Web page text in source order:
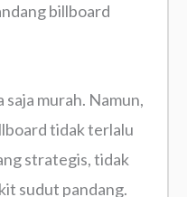
billboard
saja murah. Namun,
tidak terlalu
strategis, tidak
sudut pandang.